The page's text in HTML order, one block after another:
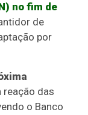
no fim de
de
por
reação das
o Banco